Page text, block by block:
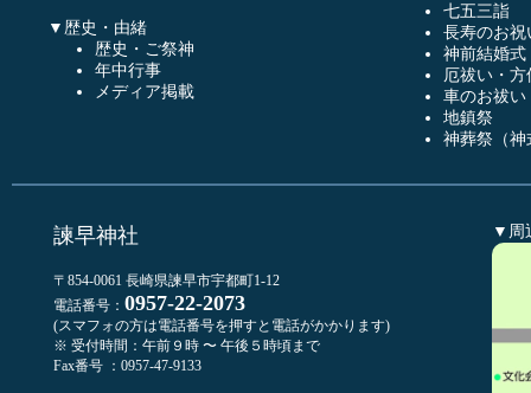
▼歴史・由緒
歴史・ご祭神
年中行事
メディア掲載
七五三詣
長寿のお祝
神前結婚式
厄祓い・方
車のお祓い
地鎮祭
神葬祭（神
諫早神社
〒854-0061 長崎県諫早市宇都町1-12
電話番号： 0957-22-2073
(スマフォの方は電話番号を押すと電話がかかります)
※ 受付時間：午前９時 〜 午後５時頃まで
Fax番号 ：0957-47-9133
▼周